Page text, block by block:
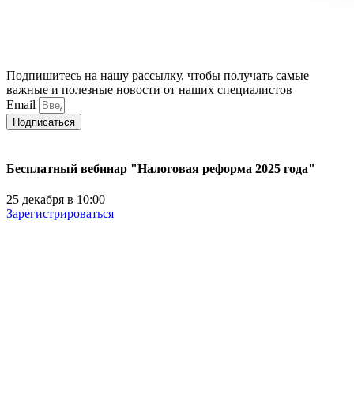
Подпишитесь на нашу рассылку, чтобы получать самые
важные и полезные новости от наших специалистов
Email
Подписаться
Бесплатный вебинар "Налоговая реформа 2025 года"
25 декабря в 10:00
Зарегистрироваться